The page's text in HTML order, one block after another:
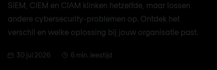
SIEM, CIEM en CIAM klinken hetzelfde, maar lossen
andere cybersecurity-problemen op. Ontdek het
verschil en welke oplossing bij jouw organisatie past.
30 jul 2026 6 min. leestijd